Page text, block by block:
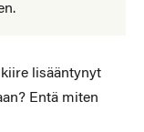
lisääntynyt
Entä miten